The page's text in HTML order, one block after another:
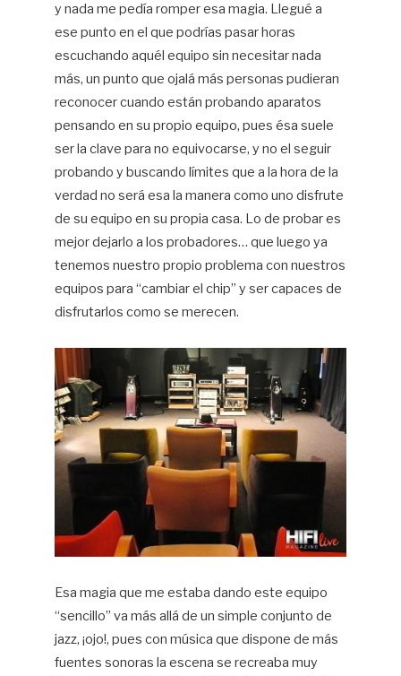
y nada me pedía romper esa magia. Llegué a
ese punto en el que podrías pasar horas
escuchando aquél equipo sin necesitar nada
más, un punto que ojalá más personas pudieran
reconocer cuando están probando aparatos
pensando en su propio equipo, pues ésa suele
ser la clave para no equivocarse, y no el seguir
probando y buscando límites que a la hora de la
verdad no será esa la manera como uno disfrute
de su equipo en su propia casa. Lo de probar es
mejor dejarlo a los probadores… que luego ya
tenemos nuestro propio problema con nuestros
equipos para “cambiar el chip” y ser capaces de
disfrutarlos como se merecen.
Esa magia que me estaba dando este equipo
“sencillo” va más allá de un simple conjunto de
jazz, ¡ojo!, pues con música que dispone de más
fuentes sonoras la escena se recreaba muy